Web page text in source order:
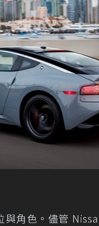
角色。儘管